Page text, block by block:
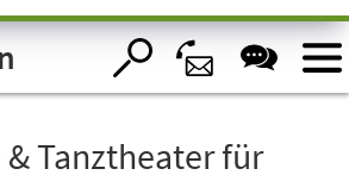
& Tanztheater für